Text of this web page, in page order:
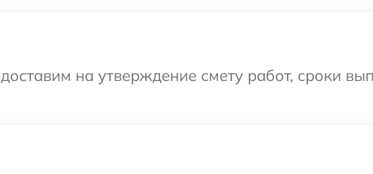
на утверждение смету работ, сроки